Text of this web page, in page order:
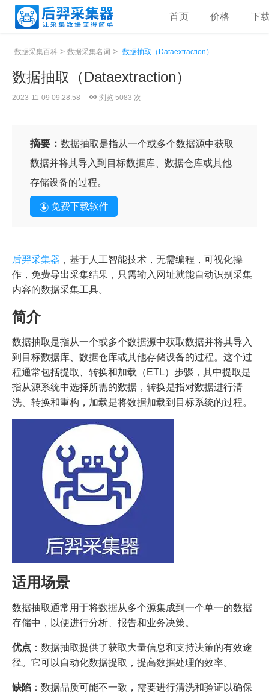
首页 价格 下
数据采集百科 > 数据采集名词 > 数据抽取（Dataextraction）
数据抽取（Dataextraction）
2023-11-09 09:28:58 浏览 5083 次
摘要： 数据抽取是指从一个或多个数据源中获取
数据并将其导入到目标数据库、数据仓库或其他
存储设备的过程。
免费下载软件
后羿采集器 ，基于人工智能技术，无需编程，可视化操
作，免费导出采集结果，只需输入网址就能自动识别采集
内容的数据采集工具。
简介
数据抽取是指从一个或多个数据源中获取数据并将其导入
到目标数据库、数据仓库或其他存储设备的过程。这个过
程通常包括提取、转换和加载（ETL）步骤，其中提取是
指从源系统中选择所需的数据，转换是指对数据进行清
洗、转换和重构，加载是将数据加载到目标系统的过程。
适用场景
数据抽取通常用于将数据从多个源集成到一个单一的数据
存储中，以便进行分析、报告和业务决策。
优点 ：数据抽取提供了获取大量信息和支持决策的有效途
径。它可以自动化数据提取，提高数据处理的效率。
缺陷 ：数据品质可能不一致，需要进行清洗和验证以确保